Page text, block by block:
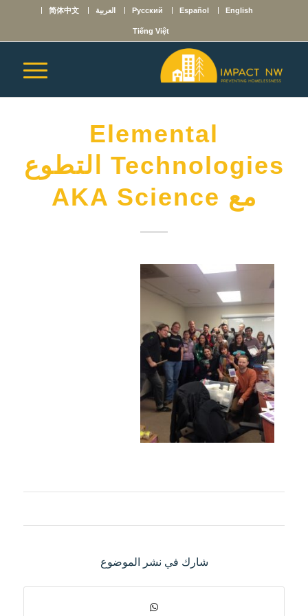
English
Español
Русский العربية 简体中文
Tiếng Việt
Elemental
Technologies التطوع
مع AKA Science
شارك في نشر الموضوع